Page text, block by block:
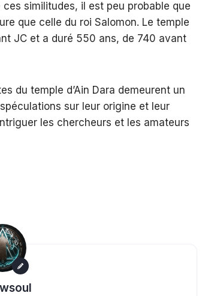
similitudes, il est peu probable que
que celle du roi Salomon. Le temple
JC et a duré 550 ans, de 740 avant
du temple d’Ain Dara demeurent un
sur leur origine et leur
les chercheurs et les amateurs